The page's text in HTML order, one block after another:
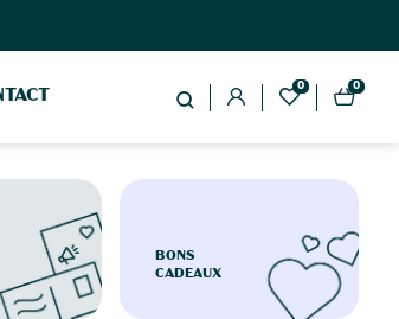
0 0
BONS
CADEAUX